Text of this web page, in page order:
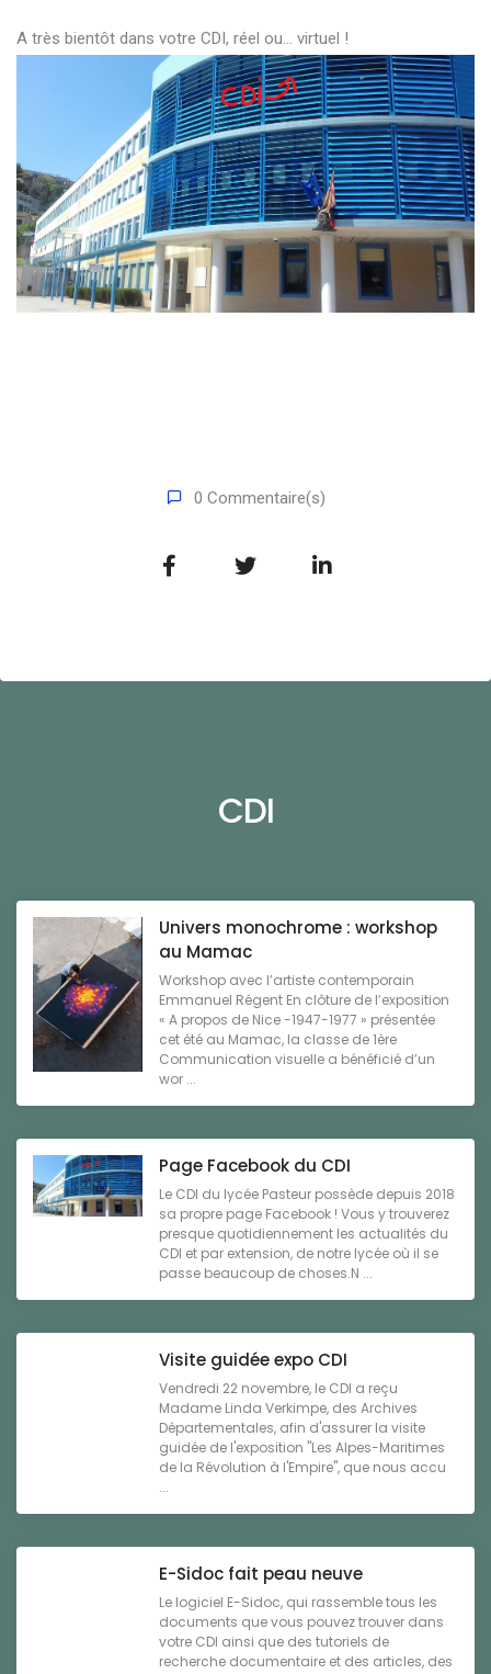
A très bientôt dans votre CDI, réel ou... virtuel !
0 Commentaire(s)
CDI
Univers monochrome : workshop
au Mamac
Workshop avec l’artiste contemporain
Emmanuel Régent En clôture de l’exposition
« A propos de Nice -1947-1977 » présentée
cet été au Mamac, la classe de 1ère
Communication visuelle a bénéficié d’un
wor ...
Page Facebook du CDI
Le CDI du lycée Pasteur possède depuis 2018
sa propre page Facebook ! Vous y trouverez
presque quotidiennement les actualités du
CDI et par extension, de notre lycée où il se
passe beaucoup de choses.N ...
Visite guidée expo CDI
Vendredi 22 novembre, le CDI a reçu
Madame Linda Verkimpe, des Archives
Départementales, afin d'assurer la visite
guidée de l'exposition "Les Alpes-Maritimes
de la Révolution à l'Empire", que nous accu
...
E-Sidoc fait peau neuve
Le logiciel E-Sidoc, qui rassemble tous les
documents que vous pouvez trouver dans
votre CDI ainsi que des tutoriels de
recherche documentaire et des articles, des